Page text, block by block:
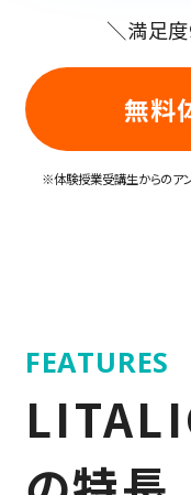
＼満足
無料
※体験授業受講生からのア
FEATURES